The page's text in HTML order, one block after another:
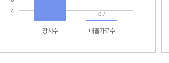
4
장서수 대출자료수
0.7